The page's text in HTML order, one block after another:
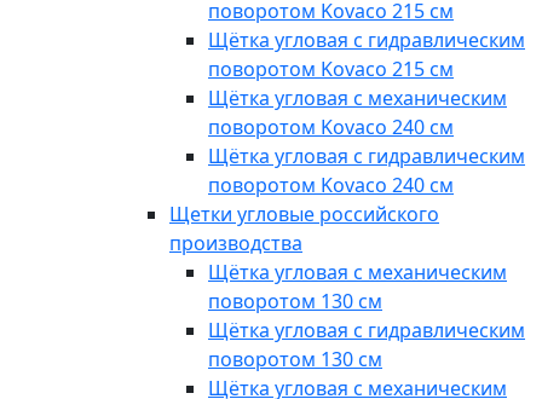
поворотом Kovaco 215 см
Щётка угловая с гидравлическим
поворотом Kovaco 215 см
Щётка угловая с механическим
поворотом Kovaco 240 см
Щётка угловая с гидравлическим
поворотом Kovaco 240 см
Щетки угловые российского
производства
Щётка угловая с механическим
поворотом 130 см
Щётка угловая с гидравлическим
поворотом 130 см
Щётка угловая с механическим